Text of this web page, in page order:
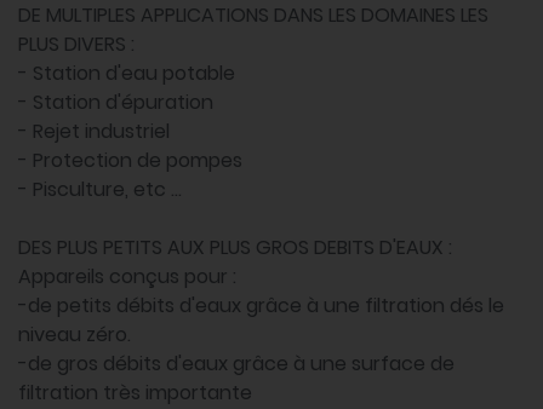
DE MULTIPLES APPLICATIONS DANS LES DOMAINES LES
PLUS DIVERS :
- Station d'eau potable
- Station d'épuration
- Rejet industriel
- Protection de pompes
- Pisculture, etc ...
DES PLUS PETITS AUX PLUS GROS DEBITS D'EAUX :
Appareils conçus pour :
-de petits débits d'eaux grâce à une filtration dés le
niveau zéro.
-de gros débits d'eaux grâce à une surface de
filtration très importante